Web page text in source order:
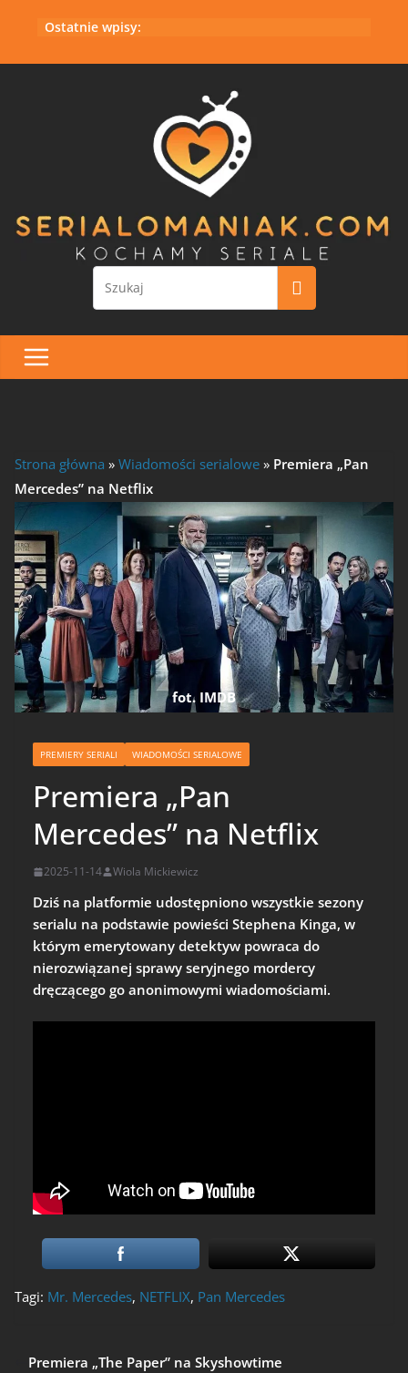
Ostatnie wpisy:
Strona główna » Wiadomości serialowe » Premiera „Pan
Mercedes” na Netflix
fot. IMDB
PREMIERY SERIALI WIADOMOŚCI SERIALOWE
Premiera „Pan
Mercedes” na Netflix
2025-11-14 Wiola Mickiewicz
Dziś na platformie udostępniono wszystkie sezony
serialu na podstawie powieści Stephena Kinga, w
którym emerytowany detektyw powraca do
nierozwiązanej sprawy seryjnego mordercy
dręczącego go anonimowymi wiadomościami.
Tagi: Mr. Mercedes, NETFLIX, Pan Mercedes
Premiera „The Paper” na Skyshowtime